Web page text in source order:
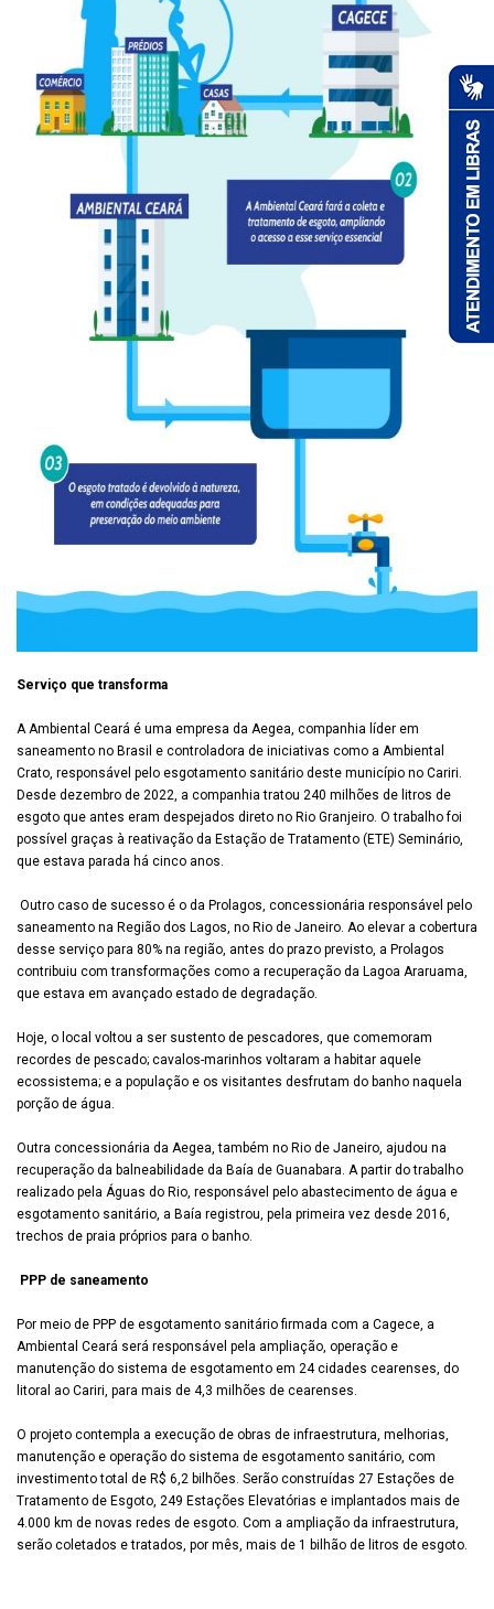
Serviço que transforma
A Ambiental Ceará é uma empresa da Aegea, companhia líder em
saneamento no Brasil e controladora de iniciativas como a Ambiental
Crato, responsável pelo esgotamento sanitário deste município no Cariri.
Desde dezembro de 2022, a companhia tratou 240 milhões de litros de
esgoto que antes eram despejados direto no Rio Granjeiro. O trabalho foi
possível graças à reativação da Estação de Tratamento (ETE) Seminário,
que estava parada há cinco anos.
Outro caso de sucesso é o da Prolagos, concessionária responsável pelo
saneamento na Região dos Lagos, no Rio de Janeiro. Ao elevar a cobertura
desse serviço para 80% na região, antes do prazo previsto, a Prolagos
contribuiu com transformações como a recuperação da Lagoa Araruama,
que estava em avançado estado de degradação.
Hoje, o local voltou a ser sustento de pescadores, que comemoram
recordes de pescado; cavalos-marinhos voltaram a habitar aquele
ecossistema; e a população e os visitantes desfrutam do banho naquela
porção de água.
Outra concessionária da Aegea, também no Rio de Janeiro, ajudou na
recuperação da balneabilidade da Baía de Guanabara. A partir do trabalho
realizado pela Águas do Rio, responsável pelo abastecimento de água e
esgotamento sanitário, a Baía registrou, pela primeira vez desde 2016,
trechos de praia próprios para o banho.
PPP de saneamento
Por meio de PPP de esgotamento sanitário firmada com a Cagece, a
Ambiental Ceará será responsável pela ampliação, operação e
manutenção do sistema de esgotamento em 24 cidades cearenses, do
litoral ao Cariri, para mais de 4,3 milhões de cearenses.
O projeto contempla a execução de obras de infraestrutura, melhorias,
manutenção e operação do sistema de esgotamento sanitário, com
investimento total de R$ 6,2 bilhões. Serão construídas 27 Estações de
Tratamento de Esgoto, 249 Estações Elevatórias e implantados mais de
4.000 km de novas redes de esgoto. Com a ampliação da infraestrutura,
serão coletados e tratados, por mês, mais de 1 bilhão de litros de esgoto.